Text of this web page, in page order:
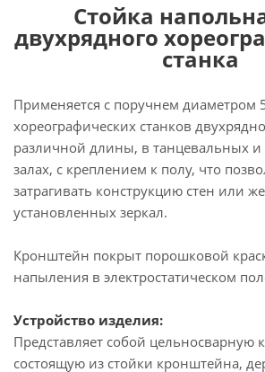
Стойка
двухрядного
станка
Применяется с поручнем диаметром
хореографических станков
различной длины, в танцевальных
залах, с креплением к полу, что
затрагивать конструкцию стен или
установленных зеркал.
Кронштейн покрыт порошковой
напыления в электростатическом
Устройство изделия:
Представляет собой цельносварную
состоящую из стойки кронштейна,